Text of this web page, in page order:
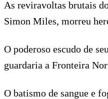
As reviravoltas brutais
Simon Miles, morreu
O poderoso escudo de
guardaria a Fronteira
O batismo de sangue e